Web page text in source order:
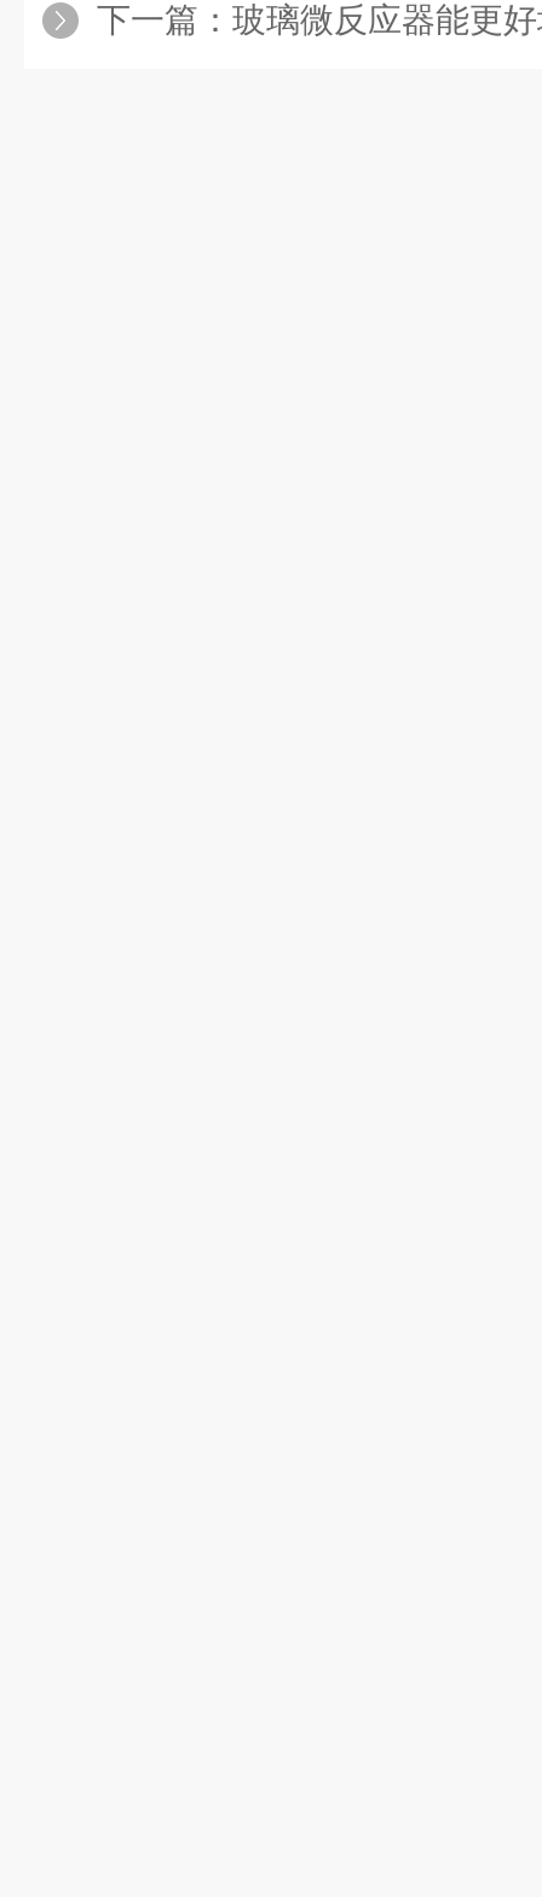
下一篇： 玻璃微反应器能更